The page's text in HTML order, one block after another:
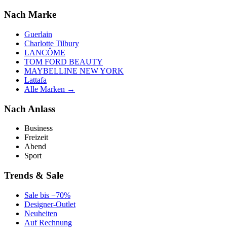
Nach Marke
Guerlain
Charlotte Tilbury
LANCÔME
TOM FORD BEAUTY
MAYBELLINE NEW YORK
Lattafa
Alle Marken →
Nach Anlass
Business
Freizeit
Abend
Sport
Trends & Sale
Sale bis −70%
Designer-Outlet
Neuheiten
Auf Rechnung